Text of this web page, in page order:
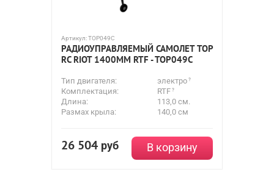
Артикул:TOP049C
РАДИОУПРАВЛЯЕМЫЙ САМОЛЕТ TOP
RC RIOT 1400MM RTF - TOP049C
Тип двигателя:
электро
Комплектация:
RTF
Длина:
113,0 см.
Размах крыла:
140,0 см
26 504 руб В корзину